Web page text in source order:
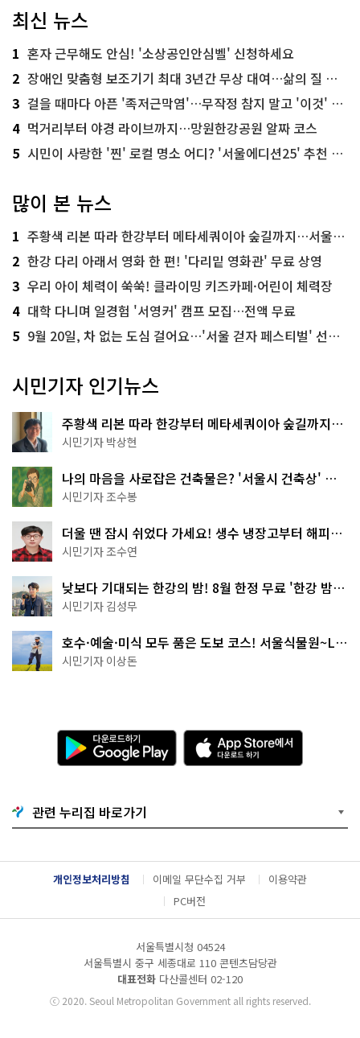
최신 뉴스
1 혼자 근무해도 안심! '소상공인안심벨' 신청하세요
2 장애인 맞춤형 보조기기 최대 3년간 무상 대여…삶의 질 높인다
3 걸을 때마다 아픈 '족저근막염'…무작정 참지 말고 '이것' 해보세요!
4 먹거리부터 야경 라이브까지…망원한강공원 알짜 코스
5 시민이 사랑한 '찐' 로컬 명소 어디? '서울에디션25' 추천 코스
많이 본 뉴스
1 주황색 리본 따라 한강부터 메타세쿼이아 숲길까지…서울둘레길 15코스
2 한강 다리 아래서 영화 한 편! '다리밑 영화관' 무료 상영
3 우리 아이 체력이 쑥쑥! 클라이밍 키즈카페·어린이 체력장
4 대학 다니며 일경험 '서영커' 캠프 모집…전액 무료
5 9월 20일, 차 없는 도심 걸어요…'서울 걷자 페스티벌' 선착순 5천명
시민기자 인기뉴스
주황색 리본 따라 한강부터 메타세쿼이아 숲길까지…
서울둘레길 15코스
시민기자 박상현
나의 마음을 사로잡은 건축물은? '서울시 건축상' 수
상작 공개!
시민기자 조수봉
더울 땐 잠시 쉬었다 가세요! 생수 냉장고부터 해피소
·무더위쉼터까지
시민기자 조수연
낮보다 기대되는 한강의 밤! 8월 한정 무료 '한강 밤
핑' 예약은?
시민기자 김성무
호수·예술·미식 모두 품은 도보 코스! 서울식물원~LG
아트센터~마곡테라스거리
시민기자 이상돈
다
운
로
기
G
o
g
l
e
l
A
p
p
e
서
다
운
드
관련 누리집 바로가기
개인정보처리방침 이메일 무단수집 거부
이용약관
PC버전
서울특별시청 04524
서울특별시 중구 세종대로 110 콘텐츠담당관
대표전화 다산콜센터 02-120
ⓒ2020. Seoul Metropolitan Government all rights reserved.